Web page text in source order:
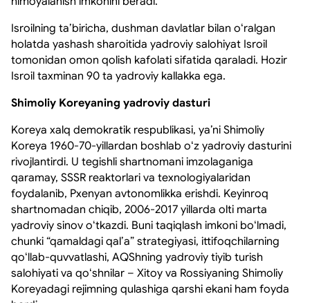
Isroilning taʼbiricha, dushman davlatlar bilan oʻralgan
holatda yashash sharoitida yadroviy salohiyat Isroil
tomonidan omon qolish kafolati sifatida qaraladi. Hozir
Isroil taxminan 90 ta yadroviy kallakka ega.
Shimoliy Koreyaning yadroviy dasturi
Koreya xalq demokratik respublikasi, yaʼni Shimoliy
Koreya 1960-70-yillardan boshlab oʻz yadroviy dasturini
rivojlantirdi. U tegishli shartnomani imzolaganiga
qaramay, SSSR reaktorlari va texnologiyalaridan
foydalanib, Pxenyan avtonomlikka erishdi. Keyinroq
shartnomadan chiqib, 2006-2017 yillarda olti marta
yadroviy sinov oʻtkazdi. Buni taqiqlash imkoni boʻlmadi,
chunki “qamaldagi qalʼa” strategiyasi, ittifoqchilarning
qoʻllab-quvvatlashi, AQShning yadroviy tiyib turish
salohiyati va qoʻshnilar – Xitoy va Rossiyaning Shimoliy
Koreyadagi rejimning qulashiga qarshi ekani ham foyda